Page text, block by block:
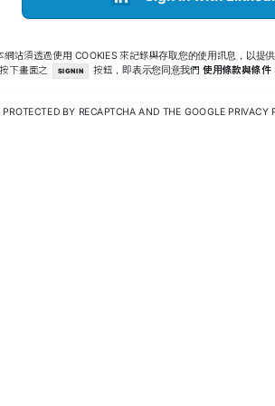
網站須透過使用 COOKIES 來記錄與存取您的使用訊息，以提
下畫面之 SIGN IN 按鈕，即表示您同意我們使用條款與條件
PROTECTED BY RECAPTCHA AND THE GOOGLE PRIVACY